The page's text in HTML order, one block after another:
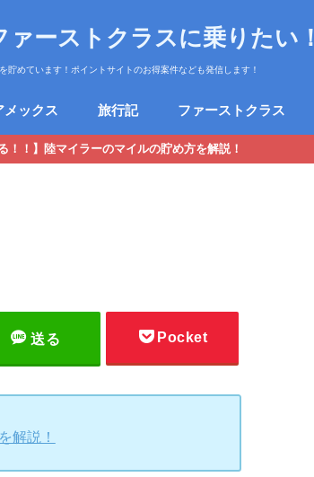
ーストクラスに乗りたい！
貯めています！ポイントサイトのお得案件なども発信します！
メックス 旅行記 ファーストクラス
！！】陸マイラーのマイルの貯め方を解説！
送る Pocket
解説！